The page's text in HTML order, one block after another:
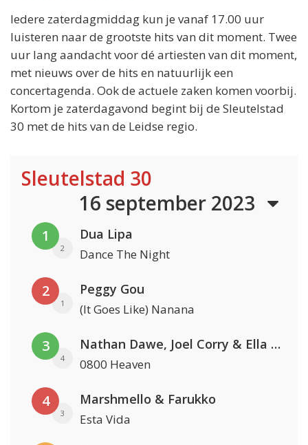
Iedere zaterdagmiddag kun je vanaf 17.00 uur
luisteren naar de grootste hits van dit moment. Twee
uur lang aandacht voor dé artiesten van dit moment,
met nieuws over de hits en natuurlijk een
concertagenda. Ook de actuele zaken komen voorbij.
Kortom je zaterdagavond begint bij de Sleutelstad
30 met de hits van de Leidse regio.
Sleutelstad 30
16 september 2023
1
2
Dua Lipa
Dance The Night
2
1
Peggy Gou
(It Goes Like) Nanana
3
4
Nathan Dawe, Joel Corry & Ella Henderson
0800 Heaven
4
3
Marshmello & Farukko
Esta Vida